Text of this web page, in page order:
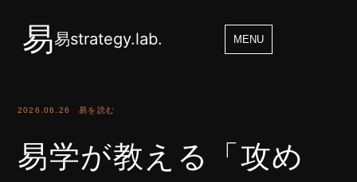
易易strategy.lab. MENU
2026.06.26易を読む
易学が教える「攻め